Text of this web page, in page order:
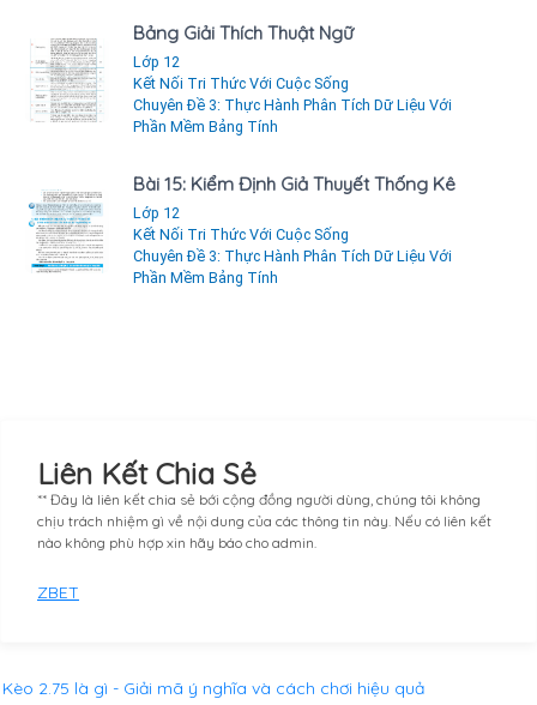
Bảng Giải Thích Thuật Ngữ
Lớp 12
Kết Nối Tri Thức Với Cuộc Sống
Chuyên Đề 3: Thực Hành Phân Tích Dữ Liệu Với
Phần Mềm Bảng Tính
Bài 15: Kiểm Định Giả Thuyết Thống Kê
Lớp 12
Kết Nối Tri Thức Với Cuộc Sống
Chuyên Đề 3: Thực Hành Phân Tích Dữ Liệu Với
Phần Mềm Bảng Tính
Liên Kết Chia Sẻ
** Đây là liên kết chia sẻ bới cộng đồng người dùng, chúng tôi không
chịu trách nhiệm gì về nội dung của các thông tin này. Nếu có liên kết
nào không phù hợp xin hãy báo cho admin.
ZBET
Kèo 2.75 là gì - Giải mã ý nghĩa và cách chơi hiệu quả